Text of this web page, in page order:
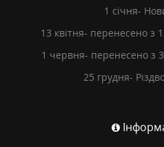
1 січня-
13 квітня- перенесено з
1 червня- перенесено з
25 грудня-